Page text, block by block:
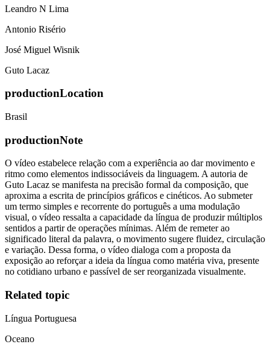
Leandro N Lima
Antonio Risério
José Miguel Wisnik
Guto Lacaz
productionLocation
Brasil
productionNote
O vídeo estabelece relação com a experiência ao dar movimento e
ritmo como elementos indissociáveis da linguagem. A autoria de
Guto Lacaz se manifesta na precisão formal da composição, que
aproxima a escrita de princípios gráficos e cinéticos. Ao submeter
um termo simples e recorrente do português a uma modulação
visual, o vídeo ressalta a capacidade da língua de produzir múltiplos
sentidos a partir de operações mínimas. Além de remeter ao
significado literal da palavra, o movimento sugere fluidez, circulação
e variação. Dessa forma, o vídeo dialoga com a proposta da
exposição ao reforçar a ideia da língua como matéria viva, presente
no cotidiano urbano e passível de ser reorganizada visualmente.
Related topic
Língua Portuguesa
Oceano